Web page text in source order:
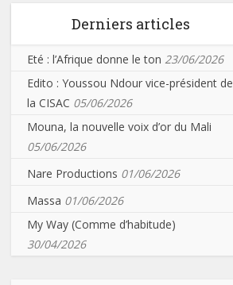
Derniers articles
Eté : l’Afrique donne le ton 23/06/2026
Edito : Youssou Ndour vice-président de
la CISAC 05/06/2026
Mouna, la nouvelle voix d’or du Mali
05/06/2026
Nare Productions 01/06/2026
Massa 01/06/2026
My Way (Comme d’habitude)
30/04/2026